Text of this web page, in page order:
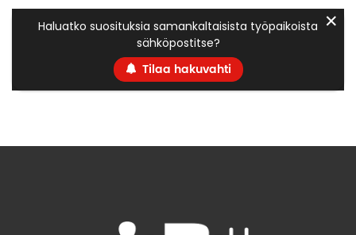
Haluatko suosituksia samankaltaisista työpaikoista
sähköpostitse?
Tilaa hakuvahti
✕